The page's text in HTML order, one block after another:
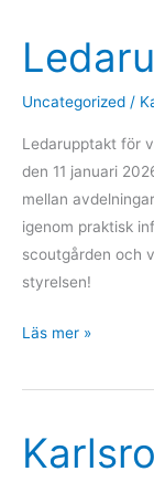
2027,
Scoutgården
Uncategorized /
Ledarupptakt för
den 11 januari
mellan
igenom praktisk
scoutgården och
styrelsen!
Ledarupptakt
2026
Läs mer »